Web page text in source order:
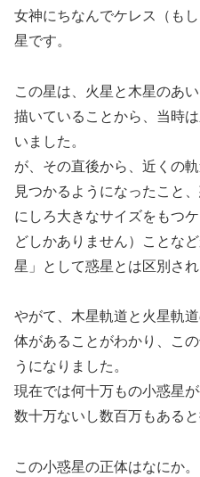
女神にちなんでケレス（も
星です。
この星は、火星と木星のあ
描いていることから、当時
いました。
が、その直後から、近くの
見つかるようになったこと
にしろ大きなサイズをもつ
どしかありません）ことな
星」として惑星とは区別さ
やがて、木星軌道と火星軌
体があることがわかり、こ
うになりました。
現在では何十万もの小惑星
数十万ないし数百万もあると
この小惑星の正体はなにか